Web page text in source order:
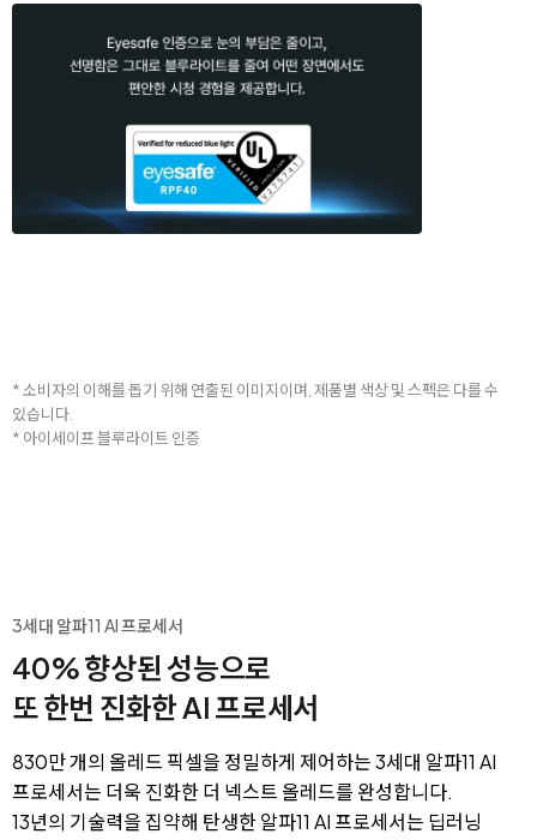
* 소비자의 이해를 돕기 위해 연출된 이미지이며, 제품별 색상 및 스펙은 다를 수
있습니다.
* 아이세이프 블루라이트 인증
3세대 알파11 AI 프로세서
40% 향상된 성능으로
또 한번 진화한 AI 프로세서
830만 개의 올레드 픽셀을 정밀하게 제어하는 3세대 알파11 AI
프로세서는 더욱 진화한 더 넥스트 올레드를 완성합니다.
13년의 기술력을 집약해 탄생한 알파11 AI 프로세서는 딥러닝